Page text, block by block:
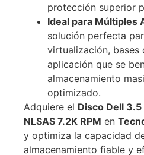
protección superior
Ideal para Múltiples
solución perfecta
virtualización, bases
aplicación que se
almacenamiento
optimizado.
Adquiere el Disco Dell
NLSAS 7.2K RPM en
y optimiza la capacidad
almacenamiento fiable y